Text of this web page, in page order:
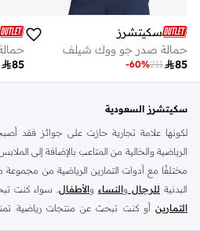
سكيتشرز
حمالة صدر جو ووك شيلف
85
211
-60%
85
سكيتشرز السعودية
لكونها علامة تجارية حازت على جوائز فقد
الرياضية والخالية من المتاعب بالإضافة إلى
مختلفًا مع أدوات التمارين الرياضية من مجموعة
البدنية للرجال والنساء والأطفال . سواء كنت
التمارين أو كنت تبحث عن منتجات رياضية